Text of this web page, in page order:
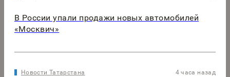
В России упали продажи новых автомобилей
«Москвич»
Новости Татарстана 4 часа назад